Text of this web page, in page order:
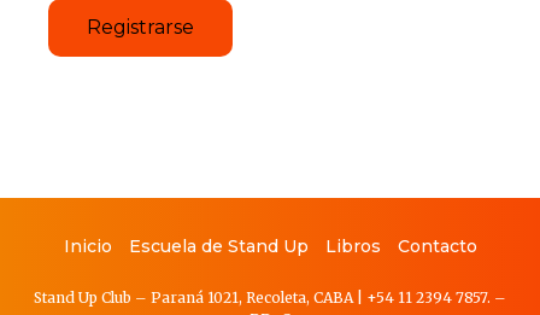
Registrarse
Inicio Escuela de Stand Up Libros Contacto
Stand Up Club – Paraná 1021, Recoleta, CABA +54 11 2394 7857. –